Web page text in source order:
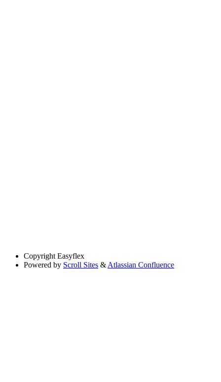
Copyright Easyflex
Powered by Scroll Sites & Atlassian Confluence